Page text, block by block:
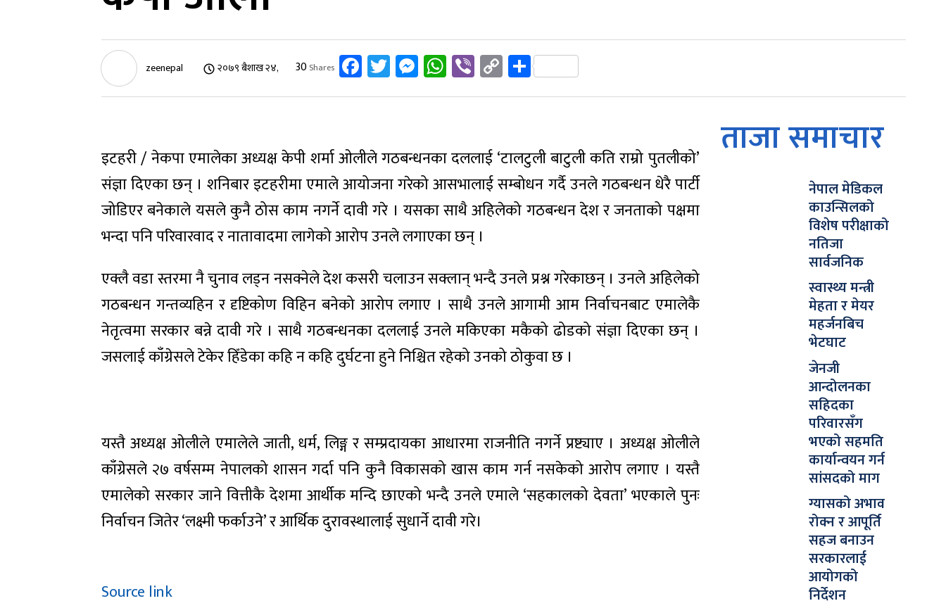
zeenepal २०७९ बैशाख २४, 30 Shares Facebook
Twitter
Messenger
WhatsApp
ViberCopy
Link
Share
इटहरी / नेकपा एमालेका अध्यक्ष केपी शर्मा ओलीले गठबन्धनका दललाई ‘टालटुली बाटुली कति राम्रो पुतलीको’
संज्ञा दिएका छन् । शनिबार इटहरीमा एमाले आयोजना गरेको आसभालाई सम्बोधन गर्दै उनले गठबन्धन धेरै पार्टी
जोडिएर बनेकाले यसले कुनै ठोस काम नगर्ने दावी गरे । यसका साथै अहिलेको गठबन्धन देश र जनताको पक्षमा
भन्दा पनि परिवारवाद र नातावादमा लागेको आरोप उनले लगाएका छन् ।
एक्लै वडा स्तरमा नै चुनाव लड्न नसक्नेले देश कसरी चलाउन सक्लान् भन्दै उनले प्रश्न गरेकाछन् । उनले अहिलेको
गठबन्धन गन्तव्यहिन र दृष्टिकोण विहिन बनेको आरोप लगाए । साथै उनले आगामी आम निर्वाचनबाट एमालेकै
नेतृत्वमा सरकार बन्ने दावी गरे । साथै गठबन्धनका दललाई उनले मकिएका मकैको ढोडको संज्ञा दिएका छन् ।
जसलाई काँग्रेसले टेकेर हिँडेका कहि न कहि दुर्घटना हुने निश्चित रहेको उनको ठोकुवा छ ।
यस्तै अध्यक्ष ओलीले एमालेले जाती, धर्म, लिङ्ग र सम्प्रदायका आधारमा राजनीति नगर्ने प्रष्ट्याए । अध्यक्ष ओलीले
काँग्रेसले २७ वर्षसम्म नेपालको शासन गर्दा पनि कुनै विकासको खास काम गर्न नसकेको आरोप लगाए । यस्तै
एमालेको सरकार जाने वित्तीकै देशमा आर्थीक मन्दि छाएको भन्दै उनले एमाले ‘सहकालको देवता’ भएकाले पुनः
निर्वाचन जितेर ‘लक्ष्मी फर्काउने’ र आर्थिक दुरावस्थालाई सुधार्ने दावी गरे।
Source link
ताजा समाचार
नेपाल मेडिकल
काउन्सिलको
विशेष परीक्षाको
नतिजा
सार्वजनिक
स्वास्थ्य मन्त्री
मेहता र मेयर
महर्जनबिच
भेटघाट
जेनजी
आन्दोलनका
सहिदका
परिवारसँग
भएको सहमति
कार्यान्वयन गर्न
सांसदको माग
ग्यासको अभाव
रोक्न र आपूर्ति
सहज बनाउन
सरकारलाई
आयोगको
निर्देशन